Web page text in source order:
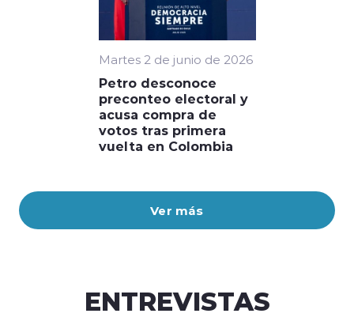
Ver más
Martes 2 de junio de 2026
Petro desconoce
preconteo electoral y
acusa compra de
votos tras primera
vuelta en Colombia
ENTREVISTAS